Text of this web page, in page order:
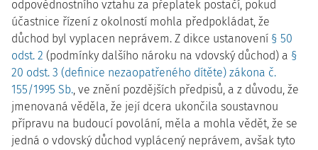
odpovědnostního vztahu za přeplatek postačí, pokud
účastnice řízení z okolností mohla předpokládat, že
důchod byl vyplacen neprávem. Z dikce ustanovení § 50
odst. 2 (podmínky dalšího nároku na vdovský důchod) a §
20 odst. 3 (definice nezaopatřeného dítěte) zákona č.
155/1995 Sb., ve znění pozdějších předpisů, a z důvodu, že
jmenovaná věděla, že její dcera ukončila soustavnou
přípravu na budoucí povolání, měla a mohla vědět, že se
jedná o vdovský důchod vyplácený neprávem, avšak tyto